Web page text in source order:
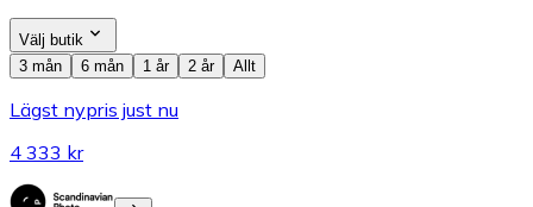
Välj butik
3 mån
6 mån 1 år 2 år Allt
Lägst nypris just nu
4 333 kr